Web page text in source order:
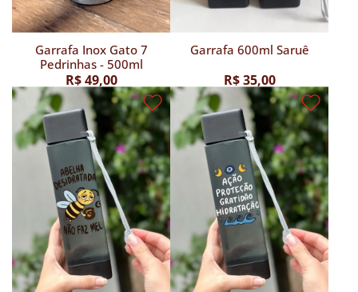
Garrafa Inox Gato 7
Pedrinhas - 500ml
R$ 49,00
Garrafa 600ml Saruê
R$ 35,00